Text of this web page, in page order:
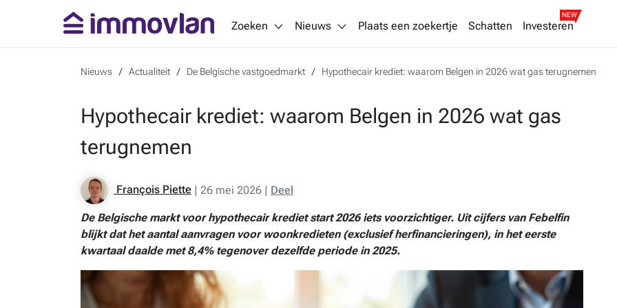
Zoeken Nieuws Plaats een zoekertje Schatten Investeren
NEW
Nieuws Actualiteit De Belgische vastgoedmarkt Hypothecair krediet: waarom Belgen in 2026 wat gas terugnemen
Hypothecair krediet: waarom Belgen in 2026 wat gas
terugnemen
François Piette | 26 mei 2026 | Deel
De Belgische markt voorhypothecair kredietstart 2026 iets voorzichtiger. Uit cijfers van Febelfin
blijkt dat het aantal aanvragen voor woonkredieten (exclusief herfinancieringen), in het eerste
kwartaal daalde met 8,4% tegenover dezelfde periode in 2025.